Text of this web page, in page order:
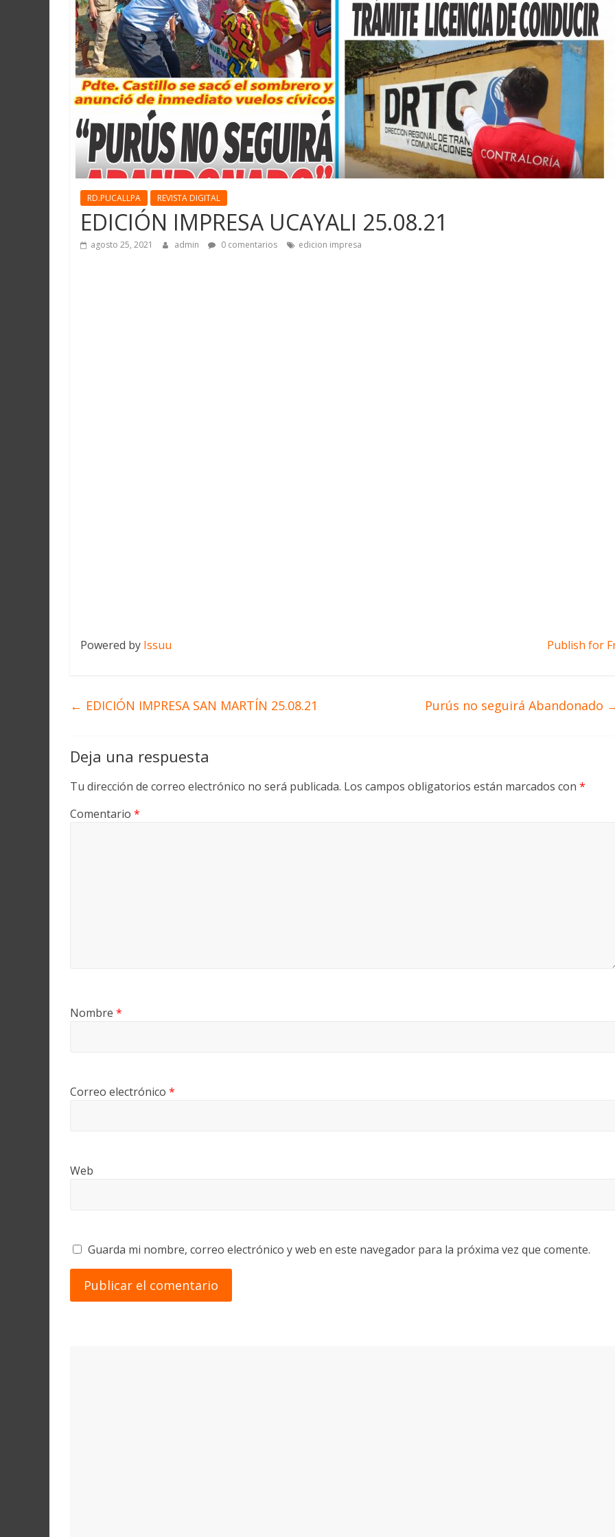
Martín
Loreto
RD.PUCALLPA REVISTA DIGITAL
EDICIÓN IMPRESA UCAYALI 25.08.21
agosto 25, 2021 admin 0 comentarios edicion impresa
Powered by Issuu Publish for
← EDICIÓN IMPRESA SAN MARTÍN 25.08.21 Purús no seguirá Abandonado
Deja una respuesta
Tu dirección de correo electrónico no será publicada. Los campos obligatorios están marcados con *
Comentario *
Nombre *
Correo electrónico *
Web
Guarda mi nombre, correo electrónico y web en este navegador para la próxima vez que comente.